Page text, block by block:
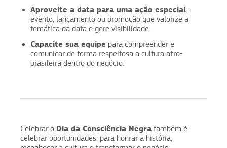
Aproveite a data para uma ação especial:
evento, lançamento ou promoção que valorize a
temática da data e gere visibilidade.
Capacite sua equipe para compreender e
comunicar de forma respeitosa a cultura afro-
brasileira dentro do negócio.
Celebrar o Dia da Consciência Negra também é
celebrar oportunidades: para honrar a história,